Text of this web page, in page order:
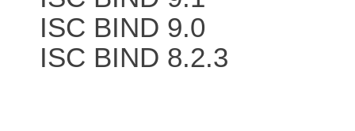
ISC BIND 9.0
ISC BIND 8.2.3